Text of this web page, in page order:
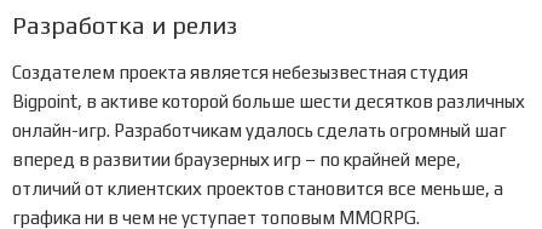
Разработка и релиз
Создателем проекта является небезызвестная студия
Bigpoint, в активе которой больше шести десятков различных
онлайн-игр. Разработчикам удалось сделать огромный шаг
вперед в развитии браузерных игр – по крайней мере,
отличий от клиентских проектов становится все меньше, а
графика ни в чем не уступает топовым MMORPG.